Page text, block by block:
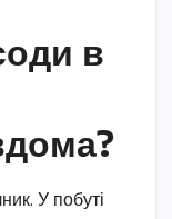
в
У побуті